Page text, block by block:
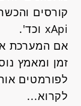
xApi וכד'.
אם המערכת
זמן ומאמץ
לפורמטים
לקרוא...